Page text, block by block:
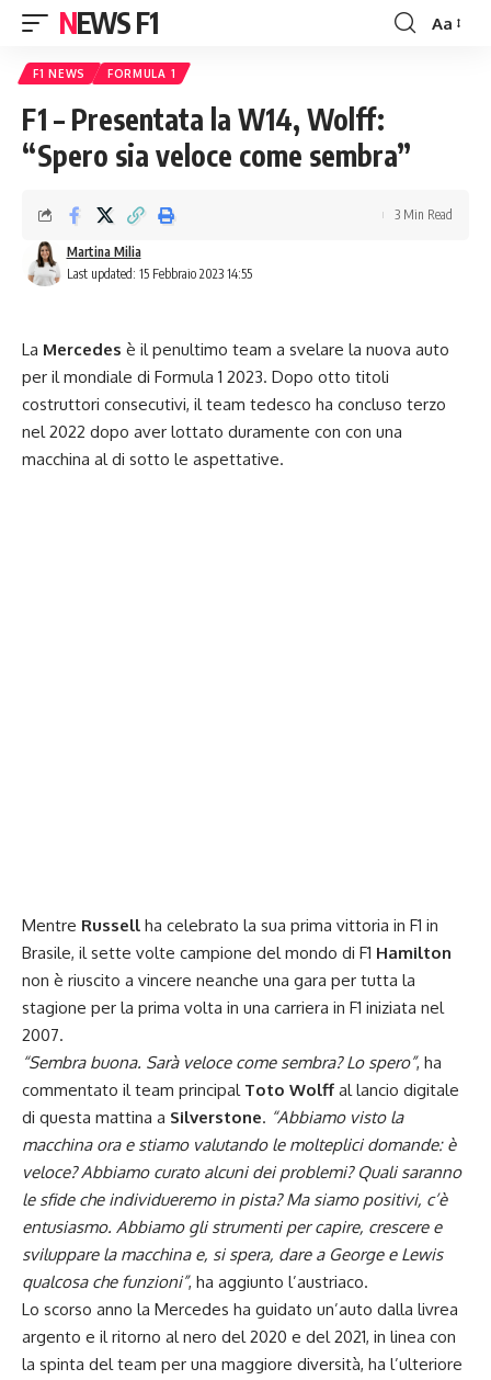
NEWS F1
Font
Aa
F1 NEWS FORMULA 1
F1 – Presentata la W14, Wolff:
“Spero sia veloce come sembra”
Last updated: 15 Febbraio 2023 14:55
Martina Milia
3 Min Read
La Mercedes è il penultimo team a svelare la nuova auto
per il mondiale di Formula 1 2023. Dopo otto titoli
costruttori consecutivi, il team tedesco ha concluso terzo
nel 2022 dopo aver lottato duramente con con una
macchina al di sotto le aspettative.
Mentre Russell ha celebrato la sua prima vittoria in F1 in
Brasile, il sette volte campione del mondo di F1 Hamilton
non è riuscito a vincere neanche una gara per tutta la
stagione per la prima volta in una carriera in F1 iniziata nel
2007.
“Sembra buona. Sarà veloce come sembra? Lo spero”, ha
commentato il team principal Toto Wolff al lancio digitale
di questa mattina a Silverstone. “Abbiamo visto la
macchina ora e stiamo valutando le molteplici domande: è
veloce? Abbiamo curato alcuni dei problemi? Quali saranno
le sfide che individueremo in pista? Ma siamo positivi, c’è
entusiasmo. Abbiamo gli strumenti per capire, crescere e
sviluppare la macchina e, si spera, dare a George e Lewis
qualcosa che funzioni”, ha aggiunto l’austriaco.
Lo scorso anno la Mercedes ha guidato un’auto dalla livrea
argento e il ritorno al nero del 2020 e del 2021, in linea con
la spinta del team per una maggiore diversità, ha l’ulteriore